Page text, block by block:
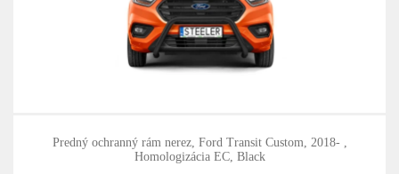
Predný ochranný rám nerez, Ford Transit Custom, 2018- ,
Homologizácia EC, Black